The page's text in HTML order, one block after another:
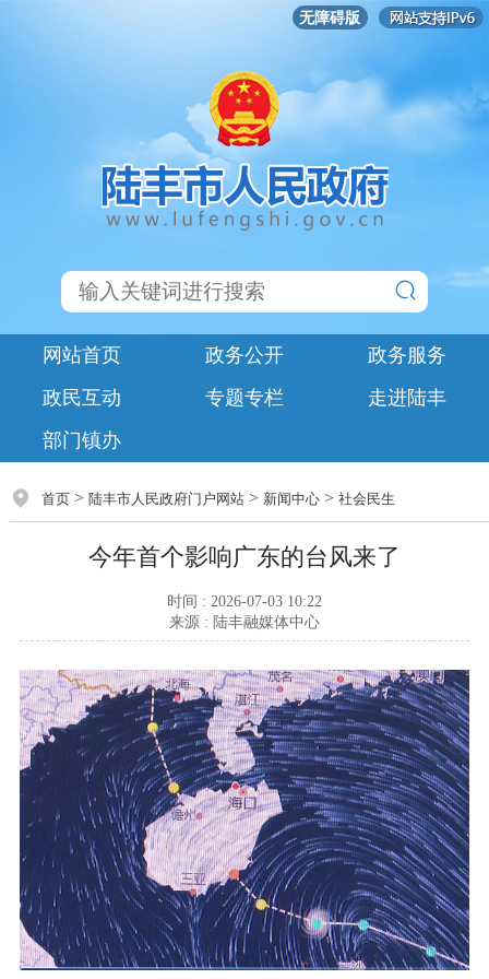
无障碍版
网站首页 政务公开
政务服务
政民互动
专题专栏
走进陆丰
部门镇办
首页> 陆丰市人民政府门户网站> 新闻中心> 社会民生
今年首个影响广东的台风来了
时间 : 2026-07-03 10:22
来源 : 陆丰融媒体中心